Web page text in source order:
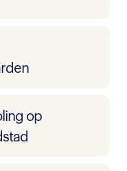
op